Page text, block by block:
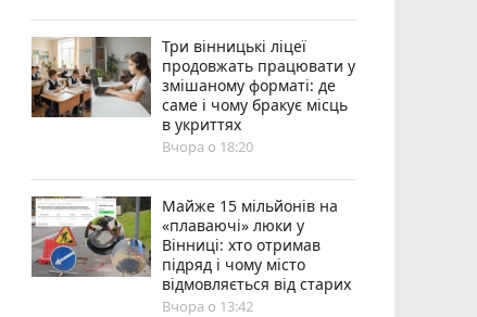
Три вінницькі ліцеї
продовжать працювати у
змішаному форматі: де
саме і чому бракує місць
в укриттях
Вчора о 18:20
Майже 15 мільйонів на
«плаваючі» люки у
Вінниці: хто отримав
підряд і чому місто
відмовляється від старих
Вчора о 13:42